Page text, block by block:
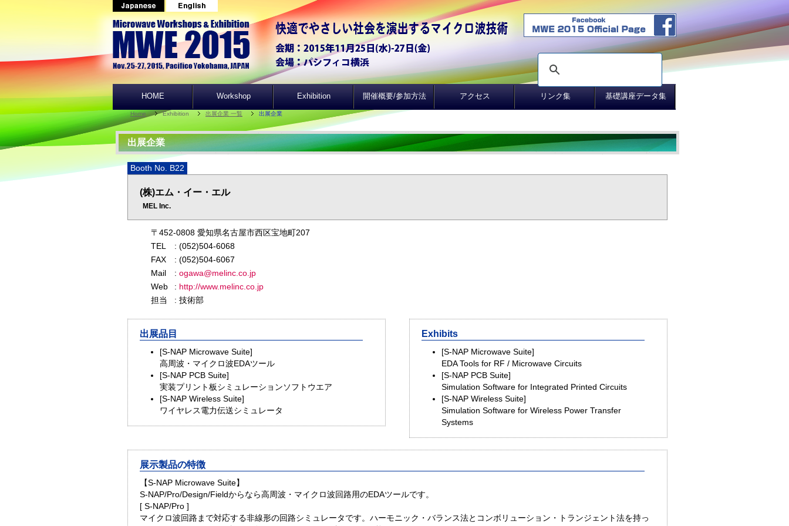
HOME Workshop Exhibition 開催概要/参加方法 アクセス リンク集 基礎講座データ集
Home Exhibition 出展企業 一覧 出展企業
出展企業
Booth No. B22
(株)エム・イー・エル
MEL Inc.
〒452-0808 愛知県名古屋市西区宝地町207
TEL
: (052)504-6068
FAX
: (052)504-6067
Mail
: ogawa@melinc.co.jp
Web
: http://www.melinc.co.jp
担当
: 技術部
出展品目
[S-NAP Microwave Suite]
高周波・マイクロ波EDAツール
[S-NAP PCB Suite]
実装プリント板シミュレーションソフトウエア
[S-NAP Wireless Suite]
ワイヤレス電力伝送シミュレータ
Exhibits
[S-NAP Microwave Suite]
EDA Tools for RF / Microwave Circuits
[S-NAP PCB Suite]
Simulation Software for Integrated Printed Circuits
[S-NAP Wireless Suite]
Simulation Software for Wireless Power Transfer
Systems
展示製品の特徴
【S-NAP Microwave Suite】
S-NAP/Pro/Design/Fieldからなら高周波・マイクロ波回路用のEDAツールです。
[ S-NAP/Pro ]
マイクロ波回路まで対応する非線形の回路シミュレータです。ハーモニック・バランス法とコンボリューション・トランジェント法を持っ